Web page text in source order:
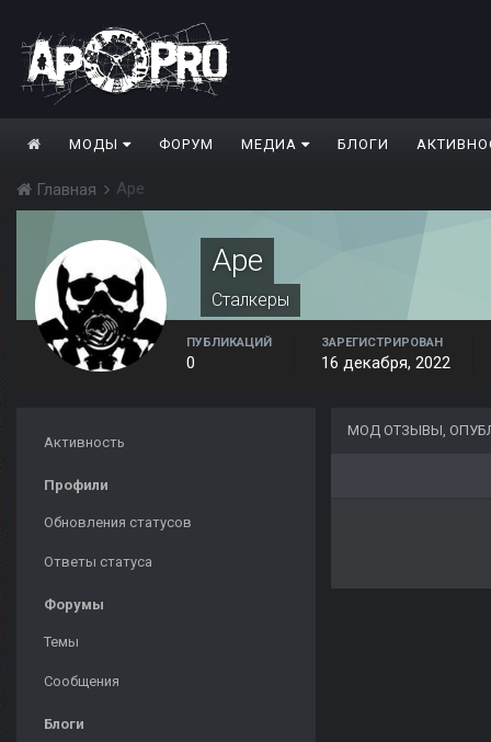
МОДЫ ФОРУМ МЕДИА БЛОГИ
Главная Ape
Ape
Сталкеры
ПУБЛИКАЦИЙ
0
ЗАРЕГИСТРИРОВАН
16 декабря, 2022
Активность
Профили
Обновления статусов
Ответы статуса
Форумы
Темы
Сообщения
Блоги
МОД ОТЗЫВЫ,